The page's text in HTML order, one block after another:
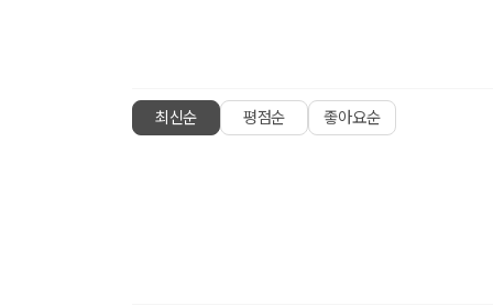
최신순 평점순 좋아요순